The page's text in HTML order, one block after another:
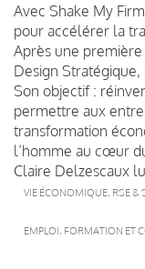
Avec Shake My
pour accélérer la
Après une première
Design
Son objectif :
permettre aux
transformation
l’homme au cœur
Claire Delzescaux
VIE ÉCONOMIQUE, RSE &
EMPLOI, FORMATION ET